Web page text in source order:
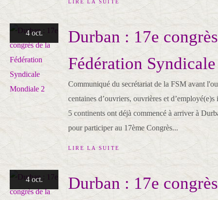
LIRE LA SUITE
4 oct.
Durban : 17e
Fédération
Communiqué du secrétariat de la FSM avant
centaines d’ouvriers, ouvrières et d’employé(e)s
5 continents ont déjà commencé à arriver à
pour participer au 17ème Congrès...
LIRE LA SUITE
4 oct.
Durban : 17e